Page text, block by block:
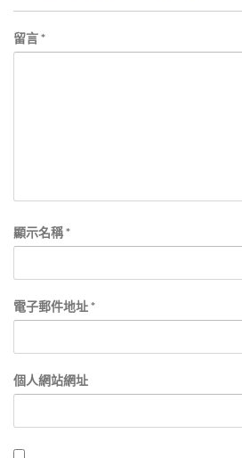
留言*
顯示名稱*
電子郵件地址*
個人網站網址